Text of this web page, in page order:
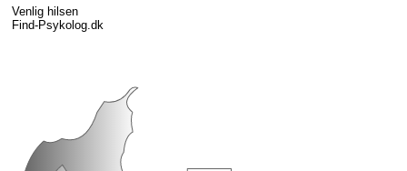
Venlig hilsen
Find-Psykolog.dk